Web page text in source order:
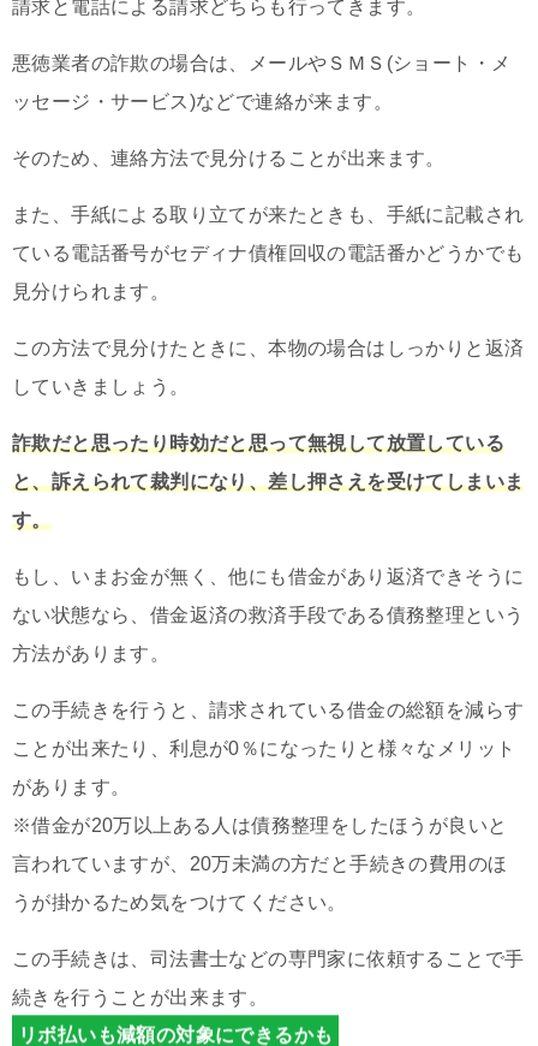
請求と電話による請求どちらも行ってきます。
悪徳業者の詐欺の場合は、メールやＳＭＳ(ショート・メ
ッセージ・サービス)などで連絡が来ます。
そのため、連絡方法で見分けることが出来ます。
また、手紙による取り立てが来たときも、手紙に記載され
ている電話番号がセディナ債権回収の電話番かどうかでも
見分けられます。
この方法で見分けたときに、本物の場合はしっかりと返済
していきましょう。
詐欺だと思ったり時効だと思って無視して放置している
と、訴えられて裁判になり、差し押さえを受けてしまいま
す。
もし、いまお金が無く、他にも借金があり返済できそうに
ない状態なら、借金返済の救済手段である債務整理という
方法があります。
この手続きを行うと、請求されている借金の総額を減らす
ことが出来たり、利息が0％になったりと様々なメリット
があります。
※借金が20万以上ある人は債務整理をしたほうが良いと
言われていますが、20万未満の方だと手続きの費用のほ
うが掛かるため気をつけてください。
この手続きは、司法書士などの専門家に依頼することで手
続きを行うことが出来ます。
リボ払いも減額の対象にできるかも